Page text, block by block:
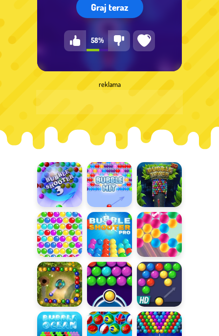
Graj teraz
58%
reklama
Bubble
Shooter
Bubble Hit
Bubble Tower
3D
Bubble
Shooter
Classic
Bubble
Shooter Pro
Bańki
Arkadium
Marbles
Garden
Bubble
Shooter Free
Bubble
Shooter HD